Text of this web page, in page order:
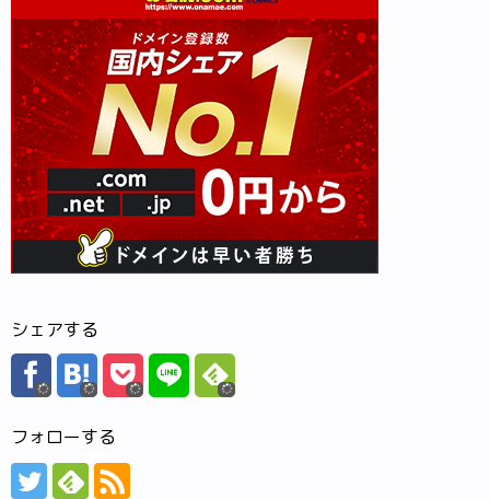
シェアする
フォローする